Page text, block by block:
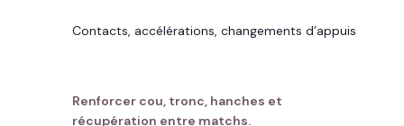
Contacts, accélérations, changements d’appuis
Renforcer cou, tronc, hanches et
récupération entre matchs.